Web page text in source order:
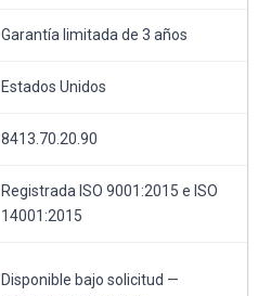
Garantía limitada de 3 años
Estados Unidos
8413.70.20.90
Registrada ISO 9001:2015 e ISO
14001:2015
Disponible bajo solicitud —